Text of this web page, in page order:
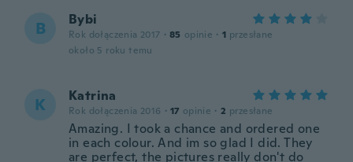
B Bybi
Rok dołączenia 2017 · 85 opinie · 1 przesłane
około 5 roku temu
K Katrina
Rok dołączenia 2016 · 17 opinie · 2 przesłane
Amazing. I took a chance and ordered one
in each colour. And im so glad I did. They
are perfect, the pictures really don't do